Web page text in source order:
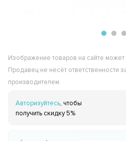
Изображение товаров на сайте может
Продавец не несёт ответственности
производителем.
Авторизуйтесь, чтобы
получить скидку 5%